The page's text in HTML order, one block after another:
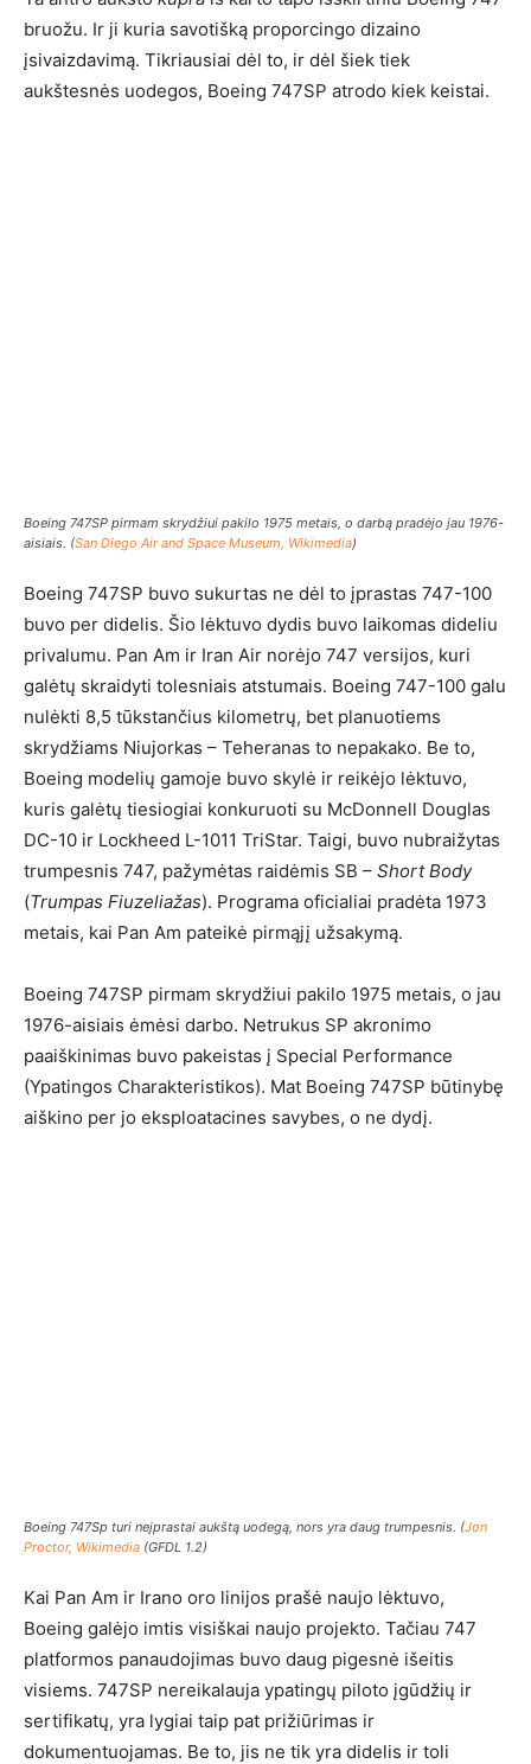
bruožu. Ir ji kuria savotišką proporcingo dizaino
įsivaizdavimą. Tikriausiai dėl to, ir dėl šiek tiek
aukštesnės uodegos, Boeing 747SP atrodo kiek keistai.
Boeing 747SP pirmam skrydžiui pakilo 1975 metais, o darbą pradėjo jau 1976-
aisiais. (San Diego Air and Space Museum, Wikimedia)
Boeing 747SP buvo sukurtas ne dėl to įprastas 747-100
buvo per didelis. Šio lėktuvo dydis buvo laikomas dideliu
privalumu. Pan Am ir Iran Air norėjo 747 versijos, kuri
galėtų skraidyti tolesniais atstumais. Boeing 747-100 galu
nulėkti 8,5 tūkstančius kilometrų, bet planuotiems
skrydžiams Niujorkas – Teheranas to nepakako. Be to,
Boeing modelių gamoje buvo skylė ir reikėjo lėktuvo,
kuris galėtų tiesiogiai konkuruoti su McDonnell Douglas
DC-10 ir Lockheed L-1011 TriStar. Taigi, buvo nubraižytas
trumpesnis 747, pažymėtas raidėmis SB – Short Body
(Trumpas Fiuzeliažas). Programa oficialiai pradėta 1973
metais, kai Pan Am pateikė pirmąjį užsakymą.
Boeing 747SP pirmam skrydžiui pakilo 1975 metais, o jau
1976-aisiais ėmėsi darbo. Netrukus SP akronimo
paaiškinimas buvo pakeistas į Special Performance
(Ypatingos Charakteristikos). Mat Boeing 747SP būtinybę
aiškino per jo eksploatacines savybes, o ne dydį.
Boeing 747Sp turi neįprastai aukštą uodegą, nors yra daug trumpesnis. (Jon
Proctor, Wikimedia (GFDL 1.2)
Kai Pan Am ir Irano oro linijos prašė naujo lėktuvo,
Boeing galėjo imtis visiškai naujo projekto. Tačiau 747
platformos panaudojimas buvo daug pigesnė išeitis
visiems. 747SP nereikalauja ypatingų piloto įgūdžių ir
sertifikatų, yra lygiai taip pat prižiūrimas ir
dokumentuojamas. Be to, jis ne tik yra didelis ir toli